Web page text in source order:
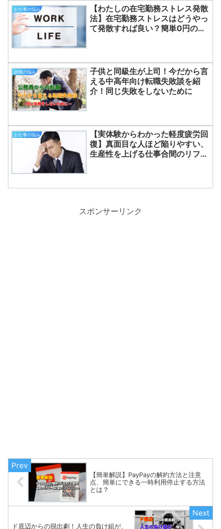
お仕事の悩み
【わたしの在宅勤務ストレス発散
法】在宅勤務ストレスはどうやっ
て発散すれば良い？簡単0円のス
就職の悩み
子供と同級生が上司！今だから言
える中高年向け転職失敗談を紹
介！同じ失敗をしないために
お仕事の悩み
【実体験からわかった軽度疲労回
復】真面目な人ほど陥りやすい、
生産性を上げる仕事合間のリフレ
スポンサーリンク
【簡単解説】PayPayの解約方法と注意
点、簡単にできる一時利用停止する方法
とは？
ド底辺からの脱出劇！人生の負け組が、